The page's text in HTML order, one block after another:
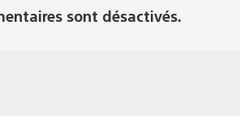
sont désactivés.